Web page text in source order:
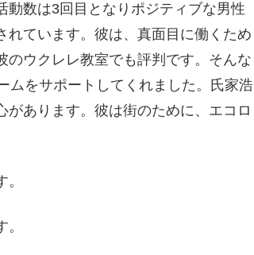
動数は3回目となりポジティブな男性
れています。彼は、真面目に働くため
ウクレレ教室でも評判です。そんな
ムをサポートしてくれました。氏家浩
あります。彼は街のために、エコロ